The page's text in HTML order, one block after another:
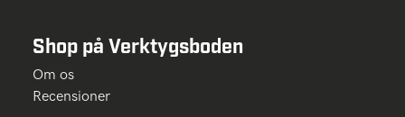
Shop på Verktygsboden
Om os
Recensioner